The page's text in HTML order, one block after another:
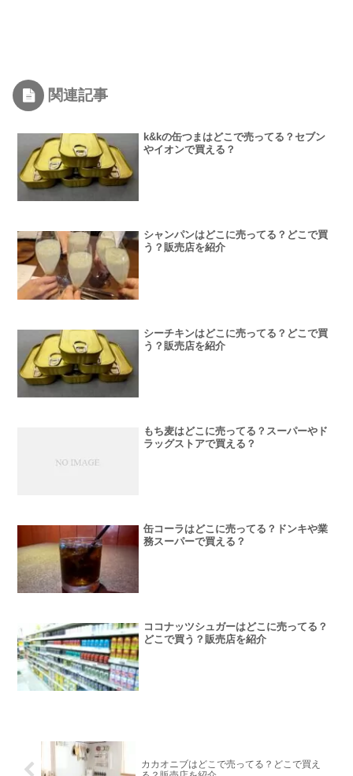
関連記事
k&kの缶つまはどこで売ってる？セブン
やイオンで買える？
シャンパンはどこに売ってる？どこで買
う？販売店を紹介
シーチキンはどこに売ってる？どこで買
う？販売店を紹介
もち麦はどこに売ってる？スーパーやド
ラッグストアで買える？
缶コーラはどこに売ってる？ドンキや業
務スーパーで買える？
ココナッツシュガーはどこに売ってる？
どこで買う？販売店を紹介
カカオニブはどこで売ってる？どこで買え